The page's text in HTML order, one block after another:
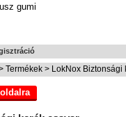
Termékek > LokNox Biztonsági